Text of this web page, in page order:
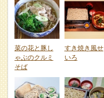
菜の花と豚し
ゃぶのクルミ
そば
すき焼き風せ
いろ